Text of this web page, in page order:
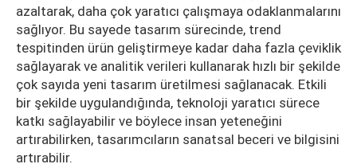
azaltarak, daha çok yaratıcı çalışmaya odaklanmalarını
sağlıyor. Bu sayede tasarım sürecinde, trend
tespitinden ürün geliştirmeye kadar daha fazla çeviklik
sağlayarak ve analitik verileri kullanarak hızlı bir şekilde
çok sayıda yeni tasarım üretilmesi sağlanacak. Etkili
bir şekilde uygulandığında, teknoloji yaratıcı sürece
katkı sağlayabilir ve böylece insan yeteneğini
artırabilirken, tasarımcıların sanatsal beceri ve bilgisini
artırabilir.